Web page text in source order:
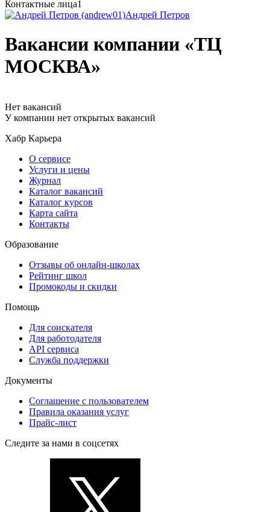
Контактные лица1
Андрей Петров
Вакансии компании «ТЦ
МОСКВА»
Нет вакансий
У компании нет открытых вакансий
Хабр Карьера
О сервисе
Услуги и цены
Журнал
Каталог вакансий
Каталог курсов
Карта сайта
Контакты
Образование
Отзывы об онлайн-школах
Рейтинг школ
Промокоды и скидки
Помощь
Для соискателя
Для работодателя
API сервиса
Служба поддержки
Документы
Соглашение с пользователем
Правила оказания услуг
Прайс-лист
Следите за нами в соцсетях